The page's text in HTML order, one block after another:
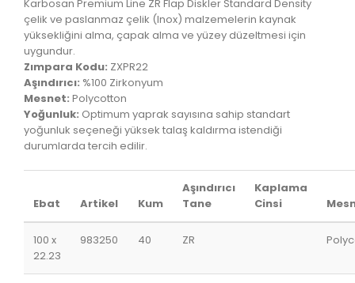
Karbosan Premium Line ZR Flap Diskler Standard Density
çelik ve paslanmaz çelik (Inox) malzemelerin kaynak
yüksekliğini alma, çapak alma ve yüzey düzeltmesi için
uygundur.
Zımpara Kodu: ZXPR22
Aşındırıcı: %100 Zirkonyum
Mesnet: Polycotton
Yoğunluk: Optimum yaprak sayısına sahip standart
yoğunluk seçeneği yüksek talaş kaldırma istendiği
durumlarda tercih edilir.
Ebat Artikel Kum
Aşındırıcı
Tane
Kaplama
Cinsi
100 x
22.23
983250 40 ZR